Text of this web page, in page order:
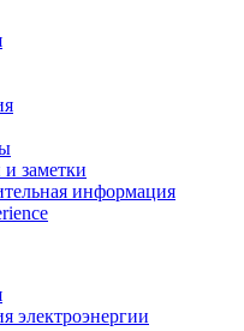
заметки
информация
электроэнергии